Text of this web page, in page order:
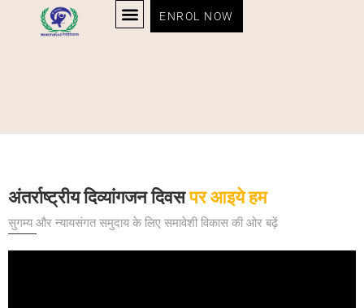
ENROL NOW
अंतर्राष्ट्रीय दिव्यांगजन दिवसपर आइये हम
सुगम्य और न्यायसंगत समुदाय के लिए समावेशी विकास की ओर बढ़ें